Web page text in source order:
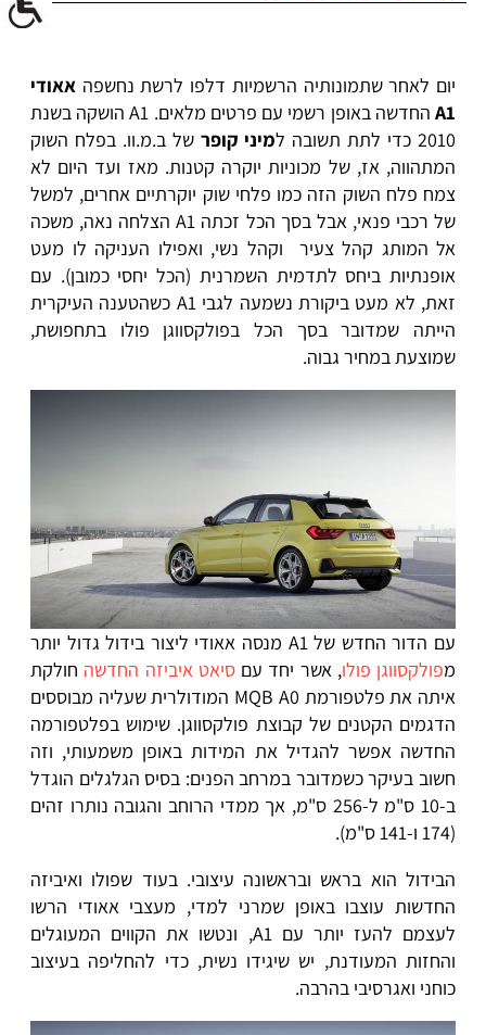
יום לאחר שתמונותיה הרשמיות דלפו לרשת נחשפה אאודי
A1
החדשה באופן רשמי עם פרטים מלאים. A1 הושקה בשנת
2010 כדי לתת תשובה ל
מיני קופר של ב.מ.וו. בפלח השוק
המתהווה, אז, של מכוניות יוקרה קטנות. מאז ועד היום לא
צמח פלח השוק הזה כמו פלחי שוק יוקרתיים אחרים, למשל
של רכבי פנאי, אבל בסך הכל זכתה A1 הצלחה נאה, משכה
אל המותג קהל צעיר וקהל נשי, ואפילו העניקה לו מעט
אופנתיות ביחס לתדמית השמרנית (הכל יחסי כמובן). עם
זאת, לא מעט ביקורת נשמעה לגבי A1 כשהטענה העיקרית
הייתה שמדובר בסך הכל בפולקסווגן פולו בתחפושת,
שמוצעת במחיר גבוה.
עם הדור החדש של A1 מנסה אאודי ליצור בידול גדול יותר
מפולקסווגן פולו, אשר יחד עםסיאט איביזה החדשה חולקת
איתה את פלטפורמת MQB A0 המודולרית שעליה מבוססים
הדגמים הקטנים של קבוצת פולקסווגן. שימוש בפלטפורמה
החדשה אפשר להגדיל את המידות באופן משמעותי, וזה
חשוב בעיקר כשמדובר במרחב הפנים: בסיס הגלגלים הוגדל
ב-10 ס"מ ל-256 ס"מ, אך ממדי הרוחב והגובה נותרו זהים
(174 ו-141 ס"מ).
הבידול הוא בראש ובראשונה עיצובי. בעוד שפולו ואיביזה
החדשות עוצבו באופן שמרני למדי, מעצבי אאודי הרשו
לעצמם להעז יותר עם A1, ונטשו את הקווים המעוגלים
והחזות המעודנת, יש שיגידו נשית, כדי להחליפה בעיצוב
כוחני ואגרסיבי בהרבה.